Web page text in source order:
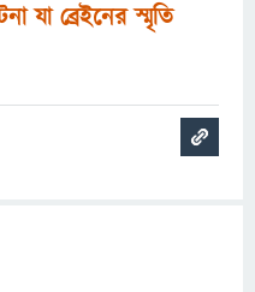
যা ব্রেইনের স্মৃতি